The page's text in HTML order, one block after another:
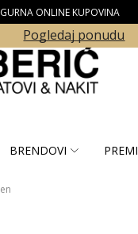
ONLINE KUPOVINA
Pogledaj ponudu
BRENDOVI